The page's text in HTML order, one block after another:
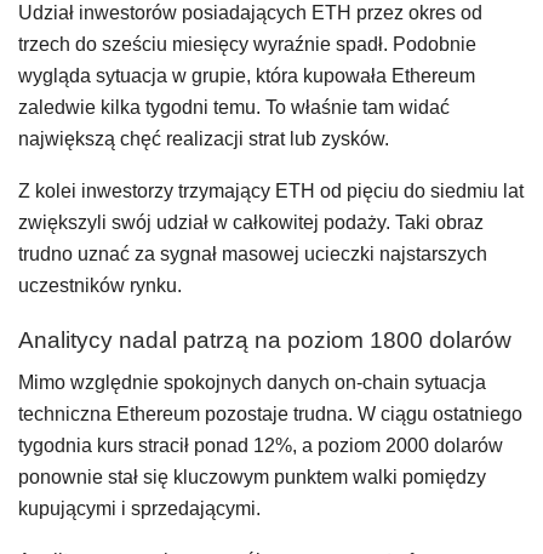
Udział inwestorów posiadających ETH przez okres od
trzech do sześciu miesięcy wyraźnie spadł. Podobnie
wygląda sytuacja w grupie, która kupowała Ethereum
zaledwie kilka tygodni temu. To właśnie tam widać
największą chęć realizacji strat lub zysków.
Z kolei inwestorzy trzymający ETH od pięciu do siedmiu lat
zwiększyli swój udział w całkowitej podaży. Taki obraz
trudno uznać za sygnał masowej ucieczki najstarszych
uczestników rynku.
Analitycy nadal patrzą na poziom 1800 dolarów
Mimo względnie spokojnych danych on-chain sytuacja
techniczna Ethereum pozostaje trudna. W ciągu ostatniego
tygodnia kurs stracił ponad 12%, a poziom 2000 dolarów
ponownie stał się kluczowym punktem walki pomiędzy
kupującymi i sprzedającymi.